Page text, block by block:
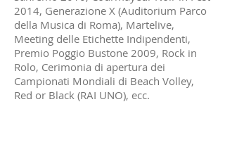
2014, Generazione X (Auditorium Parco
della Musica di Roma), Martelive,
Meeting delle Etichette Indipendenti,
Premio Poggio Bustone 2009, Rock in
Rolo, Cerimonia di apertura dei
Campionati Mondiali di Beach Volley,
Red or Black (RAI UNO), ecc.